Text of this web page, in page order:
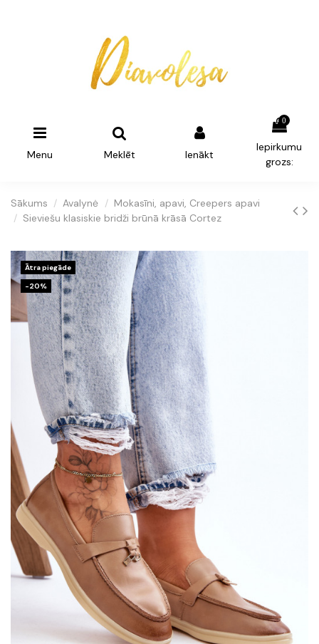
Menu Meklēt Ienākt
0
Iepirkumu
grozs:
Sākums Avalynė
Mokasīni, apavi, Creepers apavi
Sieviešu klasiskie bridži brūnā krāsā Cortez
Ātra piegāde
-20%